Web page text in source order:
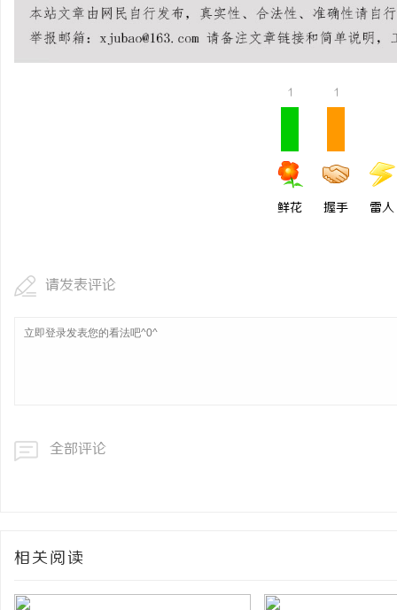
1
鲜花
1
握手 雷人
请发表评论
全部评论
相关阅读